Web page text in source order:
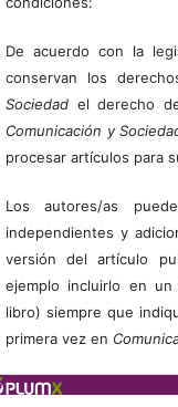
De acuerdo con la
conservan los
Sociedadel derecho de
Comunicación y
procesar artículos para
Los autores/as
independientes y
versión del artículo
ejemplo incluirlo en
libro) siempre que
primera vez en